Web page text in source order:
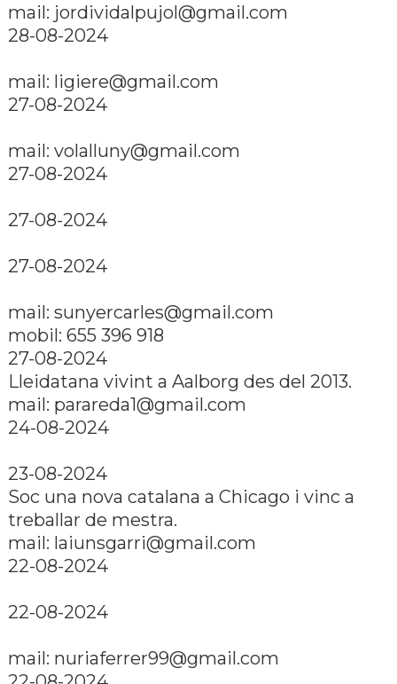
mail: jordividalpujol@gmail.com
28-08-2024
mail: ligiere@gmail.com
27-08-2024
mail: volalluny@gmail.com
27-08-2024
27-08-2024
27-08-2024
mail: sunyercarles@gmail.com
mobil: 655 396 918
27-08-2024
Lleidatana vivint a Aalborg des del 2013.
mail: parareda1@gmail.com
24-08-2024
23-08-2024
Soc una nova catalana a Chicago i vinc a
treballar de mestra.
mail: laiunsgarri@gmail.com
22-08-2024
22-08-2024
mail: nuriaferrer99@gmail.com